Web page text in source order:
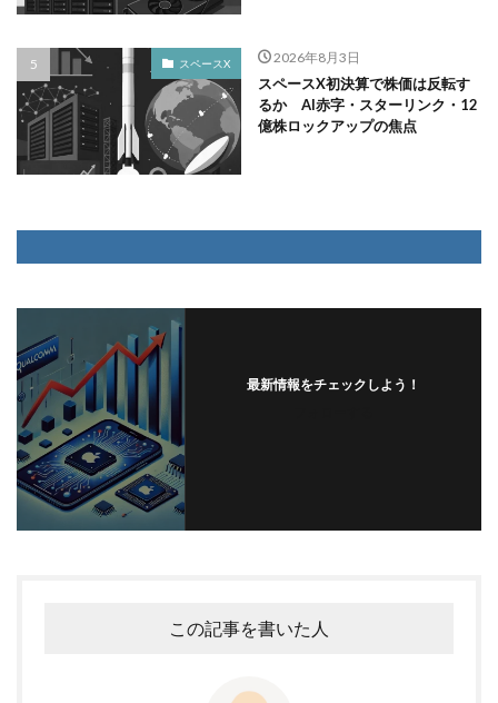
スペースX 2026年8月3日
スペースX初決算で株価は反転す
るか AI赤字・スターリンク・12
億株ロックアップの焦点
最新情報をチェックしよう！
この記事を書いた人